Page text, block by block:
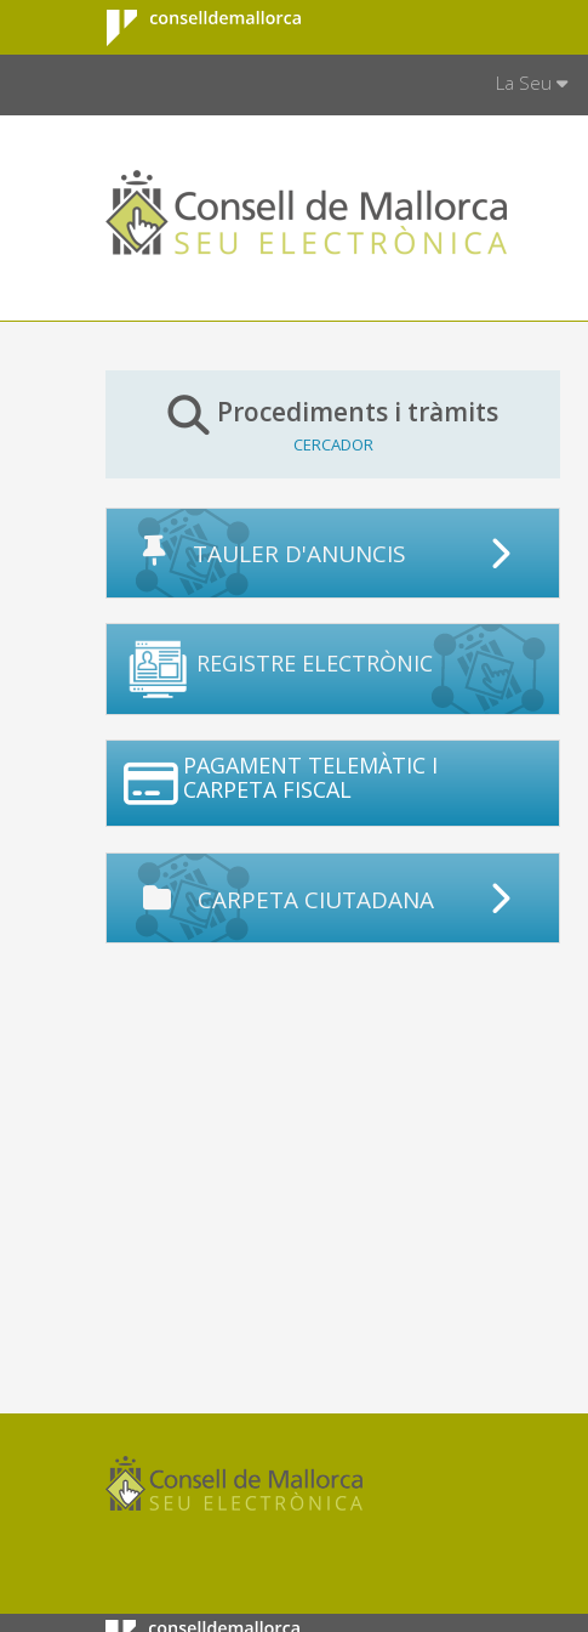
Salta al contingut principal
Consell de
Mallorca
La Seu
Procediments i tràmits
CERCADOR
TAULER D'ANUNCIS
REGISTRE ELECTRÒNIC
PAGAMENT TELEMÀTIC I
CARPETA FISCAL
CARPETA CIUTADANA